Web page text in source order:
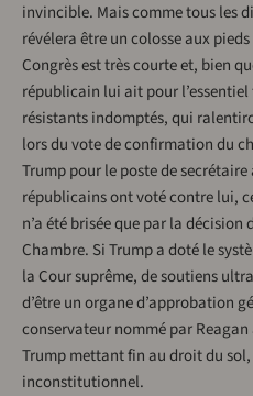
invincible. Mais comme tous les
révélera être un colosse aux
Congrès est très courte et, bien
républicain lui ait pour
résistants indomptés, qui
lors du vote de confirmation du
Trump pour le poste de
républicains ont voté contre lui,
n’a été brisée que par la décision
Chambre. Si Trump a doté le
la Cour suprême, de soutiens
d’être un organe d’approbation
conservateur nommé par Reagan
Trump mettant fin au droit du
inconstitutionnel.